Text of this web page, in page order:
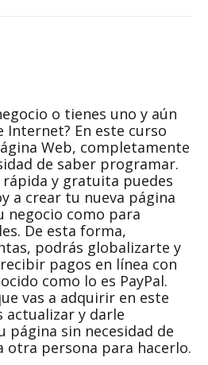
o tienes uno y aún
Internet? En este curso
Web, completamente
de saber programar.
y gratuita puedes
a crear tu nueva página
negocio como para
De esta forma,
podrás globalizarte y
pagos en línea con
como lo es PayPal.
vas a adquirir en este
actualizar y darle
sin necesidad de
otra persona para hacerlo.